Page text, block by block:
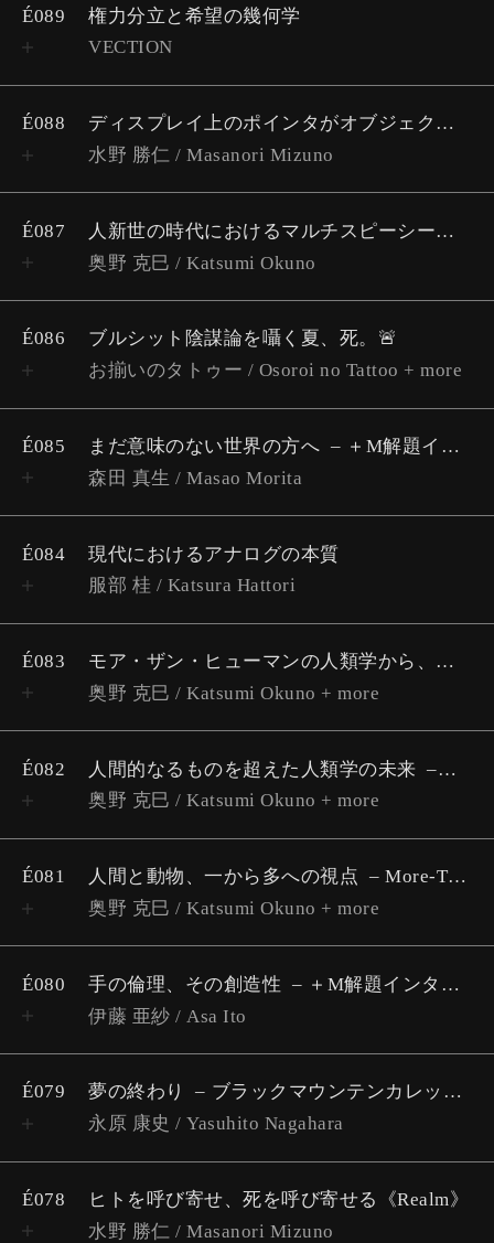
É089
権力分立と希望の幾何学
VECTION
É088
ディスプレイ上のポインタがオブジェクトに「触れる」 – iPadOSの「適応精度」から考える
水野 勝仁 / Masanori Mizuno
É087
人新世の時代におけるマルチスピーシーズ民族誌と環境人文学
奥野 克巳 / Katsumi Okuno
É086
ブルシット陰謀論を囁く夏、死。🚨
お揃いのタトゥー / Osoroi no Tattoo + more
É085 まだ意味のない世界の方へ
＋M解題インタビューシリーズ Vol.3
森田 真生 / Masao Morita
É084
現代におけるアナログの本質
服部 桂 / Katsura Hattori
É083
モア・ザン・ヒューマンの人類学から、文学、哲学へ
奥野 克巳 / Katsumi Okuno + more
É082 人間的なるものを超えた人類学の未来
奥野 克巳 / Katsumi Okuno + more
É081 人間と動物、一から多への視点
More-Than-Human座談会 #01
奥野 克巳 / Katsumi Okuno + more
É080 手の倫理、その創造性
＋M解題インタビューシリーズ Vol.2
伊藤 亜紗 / Asa Ito
É079 夢の終わり
ブラックマウンテンカレッジ考 #5
永原 康史 / Yasuhito Nagahara
É078
ヒトを呼び寄せ、死を呼び寄せる《Realm》
水野 勝仁 / Masanori Mizuno